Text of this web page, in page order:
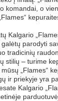
komandai, o
Kalgario
parodyti
tradicinių
stilių – turime
„Flames“
ir priekyje yra
Kalgario